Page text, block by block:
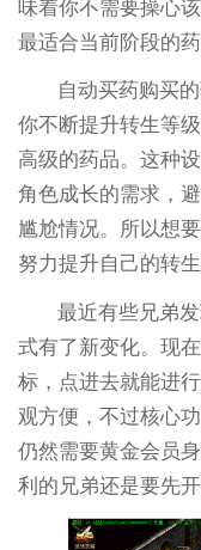
味着你不需要操心
最适合当前阶段的药
自动买药购买
你不断提升转生等
高级的药品。这种
角色成长的需求，
尴尬情况。所以想
努力提升自己的转生
最近有些兄弟
式有了新变化。现
标，点进去就能进
观方便，不过核心
仍然需要黄金会员
利的兄弟还是要先开